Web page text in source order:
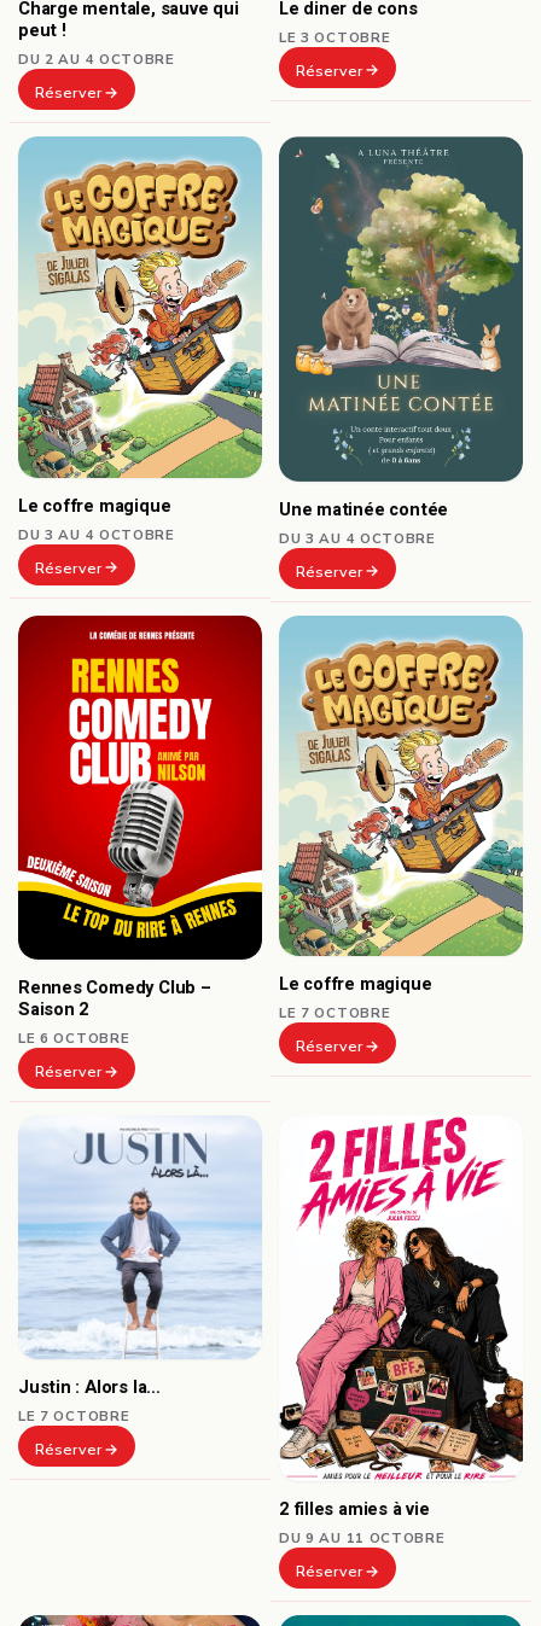
Charge mentale, sauve qui
peut !
DU 2 AU 4 OCTOBRE
Réserver
Le diner de cons
LE 3 OCTOBRE
Réserver
Le coffre magique
DU 3 AU 4 OCTOBRE
Réserver
Une matinée contée
DU 3 AU 4 OCTOBRE
Réserver
Rennes Comedy Club –
Saison 2
LE 6 OCTOBRE
Réserver
Le coffre magique
LE 7 OCTOBRE
Réserver
Justin : Alors la…
LE 7 OCTOBRE
Réserver
2 filles amies à vie
DU 9 AU 11 OCTOBRE
Réserver